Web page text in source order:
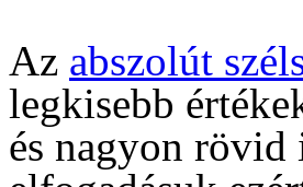
Az abszolút
legkisebb
és nagyon rövid